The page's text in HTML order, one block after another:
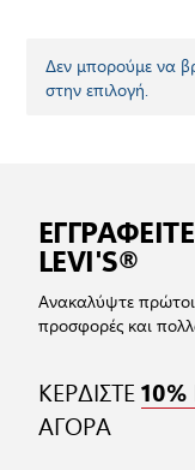
Δεν μπορούμε να
στην επιλογή.
LEVI'S®
Ανακαλύψτε πρώτοι
προσφορές και
ΚΕΡΔΙΣΤΕ
ΑΓΟΡΑ